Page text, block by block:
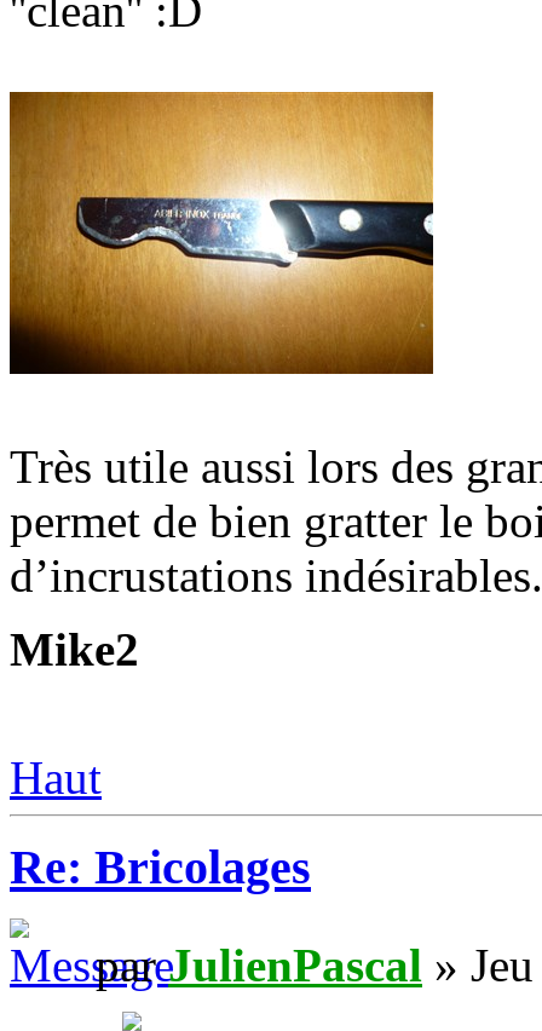
Très utile aussi lors des
permet de bien gratter le
d’incrustations indésirables.
Mike2
Haut
Re: Bricolages
parJulienPascal »